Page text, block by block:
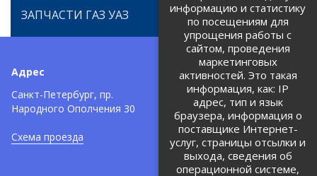
ЗАПЧАСТИ ГАЗ УАЗ
Адрес
Санкт-Петербург, пр.
Народного Ополчения 30
Схема проезда
Телефоны:
+7 (812) 971-42-42
Политика об обработке и
защите персональных данных
Соглашение на обработку
персональных данных
информацию и статистику
по посещениям для
упрощения работы с
сайтом, проведения
маркетинговых
активностей. Это такая
информация, как: IP
адрес, тип и язык
браузера, информация о
поставщике Интернет-
услуг, страницы отсылки и
выхода, сведения об
операционной системе,